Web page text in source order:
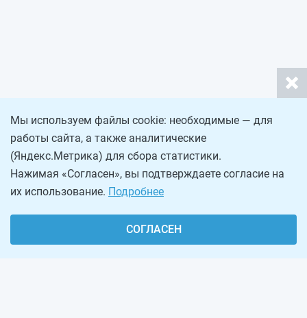
Мы используем файлы cookie: необходимые — для
работы сайта, а также аналитические
(Яндекс.Метрика) для сбора статистики.
Нажимая «Согласен», вы подтверждаете согласие на
их использование. Подробнее
СОГЛАСЕН